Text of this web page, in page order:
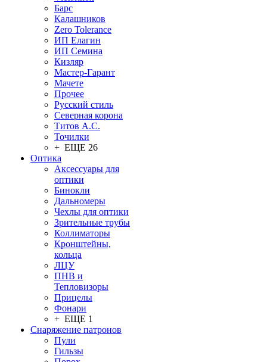
Барс
Калашников
Zero Tolerance
ИП Елагин
ИП Семина
Кизляр
Мастер-Гарант
Мачете
Прочее
Русский стиль
Северная корона
Титов А.С.
Точилки
+ ЕЩЕ 26
Оптика
Аксессуары для
оптики
Бинокли
Дальномеры
Чехлы для оптики
Зрительные трубы
Коллиматоры
Кронштейны,
кольца
ЛЦУ
ПНВ и
Тепловизоры
Прицелы
Фонари
+ ЕЩЕ 1
Снаряжение патронов
Пули
Гильзы